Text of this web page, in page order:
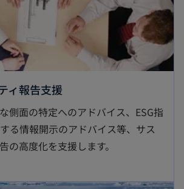
ィ報告支援
側面の特定へのアドバイス、ESG指
る情報開示のアドバイス等、サス
の高度化を支援します。